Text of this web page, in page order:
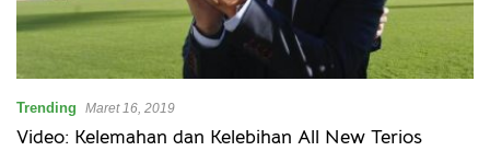
Trending Maret 16, 2019
Video: Kelemahan dan Kelebihan All New Terios